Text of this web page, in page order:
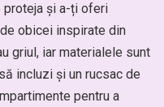
și a-ți oferi
obicei inspirate din
griul, iar materialele sunt
incluzi și un rucsac de
pentru a